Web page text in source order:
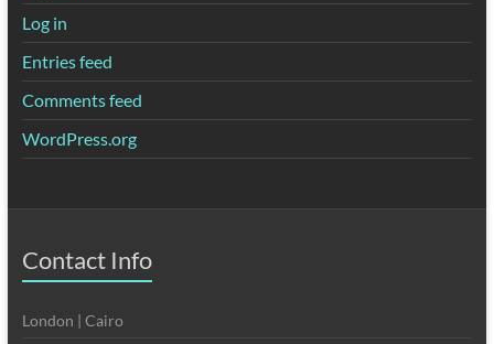
Log in
Entries feed
Comments feed
WordPress.org
Contact Info
London | Cairo